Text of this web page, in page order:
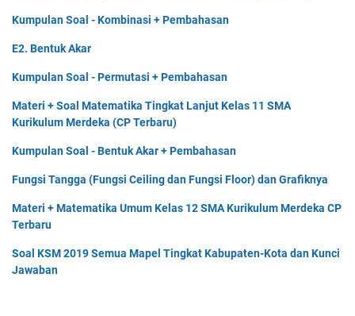
Kumpulan Soal - Kombinasi + Pembahasan
E2. Bentuk Akar
Kumpulan Soal - Permutasi + Pembahasan
Materi + Soal Matematika Tingkat Lanjut Kelas 11 SMA
Kurikulum Merdeka (CP Terbaru)
Kumpulan Soal - Bentuk Akar + Pembahasan
Fungsi Tangga (Fungsi Ceiling dan Fungsi Floor) dan Grafiknya
Materi + Matematika Umum Kelas 12 SMA Kurikulum Merdeka CP
Terbaru
Soal KSM 2019 Semua Mapel Tingkat Kabupaten-Kota dan Kunci
Jawaban